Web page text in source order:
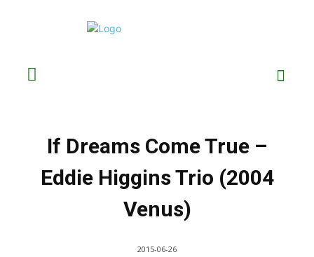
If Dreams Come True –
Eddie Higgins Trio (2004
Venus)
2015-06-26